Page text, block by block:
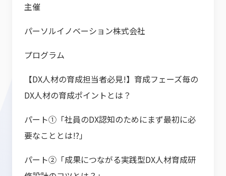
主催
パーソルイノベーション株式会社
プログラム
【DX人材の育成担当者必見!】育成フェーズ毎の
DX人材の育成ポイントとは？
パート①「社員のDX認知のためにまず最初に必
要なこととは!?」
パート➁「成果につながる実践型DX人材育成研